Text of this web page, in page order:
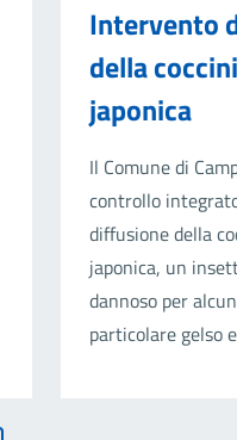
Intervento
della
japonica
Il Comune di
controllo
diffusione della
japonica, un
dannoso per
particolare gelso